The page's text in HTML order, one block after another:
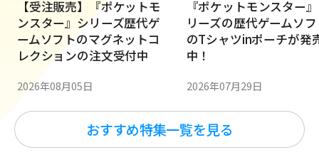
【受注販売】『ポケットモ
ンスター』シリーズ歴代ゲ
ームソフトのマグネットコ
レクションの注文受付中
2026年08月05日
『ポケットモンスター
リーズの歴代ゲームソ
のTシャツinポーチが発
中！
2026年07月29日
おすすめ特集一覧を見る